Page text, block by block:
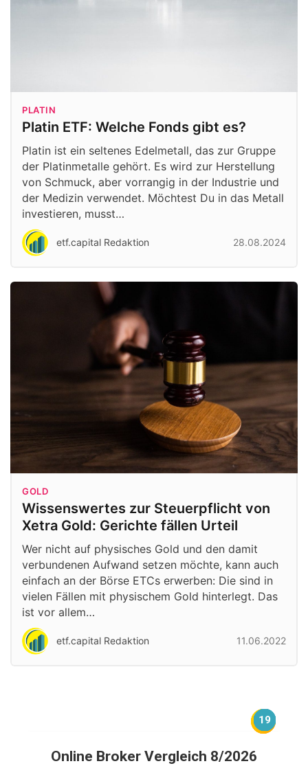
PLATIN
Platin ETF: Welche Fonds gibt es?
Platin ist ein seltenes Edelmetall, das zur Gruppe
der Platinmetalle gehört. Es wird zur Herstellung
von Schmuck, aber vorrangig in der Industrie und
der Medizin verwendet. Möchtest Du in das Metall
investieren, musst…
etf.capital Redaktion 28.08.2024
GOLD
Wissenswertes zur Steuerpflicht von
Xetra Gold: Gerichte fällen Urteil
Wer nicht auf physisches Gold und den damit
verbundenen Aufwand setzen möchte, kann auch
einfach an der Börse ETCs erwerben: Die sind in
vielen Fällen mit physischem Gold hinterlegt. Das
ist vor allem…
etf.capital Redaktion 11.06.2022